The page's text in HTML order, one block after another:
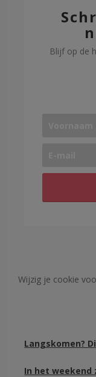
Blijf op de
Wijzig je cookie
Langskomen?
In het weekend